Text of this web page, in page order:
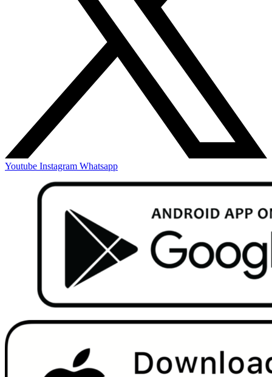
Youtube Instagram Whatsapp